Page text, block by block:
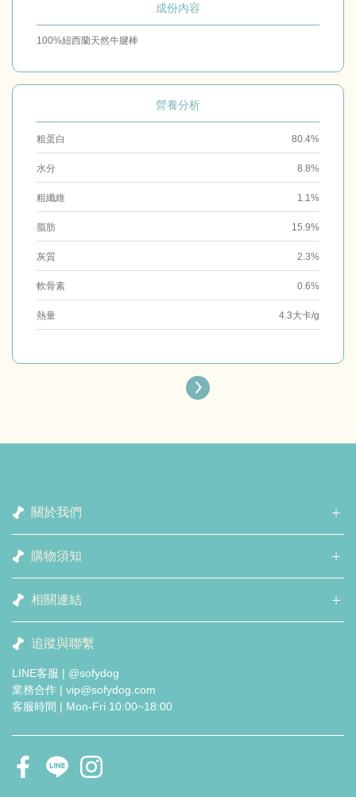
成份內容
100%紐西蘭天然牛腱棒
營養分析
粗蛋白 80.4%
水分 8.8%
粗纖維 1.1%
脂肪 15.9%
灰質 2.3%
軟骨素 0.6%
熱量 4.3大卡/g
關於我們
購物須知
相關連結
追蹤與聯繫
LINE客服 | @sofydog
業務合作 | vip@sofydog.com
客服時間 | Mon-Fri 10:00~18:00